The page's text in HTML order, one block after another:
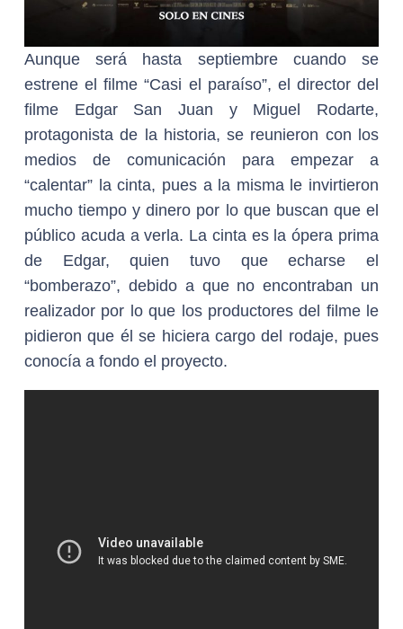
Aunque será hasta septiembre cuando se
estrene el filme “Casi el paraíso”, el director del
filme Edgar San Juan y Miguel Rodarte,
protagonista de la historia, se reunieron con los
medios de comunicación para empezar a
“calentar” la cinta, pues a la misma le invirtieron
mucho tiempo y dinero por lo que buscan que el
público acuda a verla. La cinta es la ópera prima
de Edgar, quien tuvo que echarse el
“bomberazo”, debido a que no encontraban un
realizador por lo que los productores del filme le
pidieron que él se hiciera cargo del rodaje, pues
conocía a fondo el proyecto.